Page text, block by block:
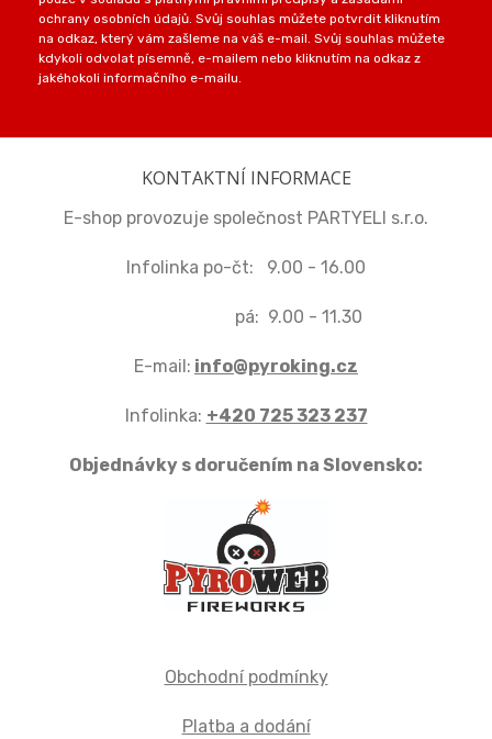
ochrany osobních údajů. Svůj souhlas můžete potvrdit kliknutím
na odkaz, který vám zašleme na váš e-mail. Svůj souhlas můžete
kdykoli odvolat písemně, e-mailem nebo kliknutím na odkaz z
jakéhokoli informačního e-mailu.
KONTAKTNÍ INFORMACE
E-shop provozuje společnost PARTYELI s.r.o.
Infolinka po-čt: 9.00 - 16.00
pá: 9.00 - 11.30
E-mail: info@pyroking.cz
Infolinka: +420 725 323 237
Objednávky s doručením na Slovensko:
Obchodní podmínky
Platba a dodání